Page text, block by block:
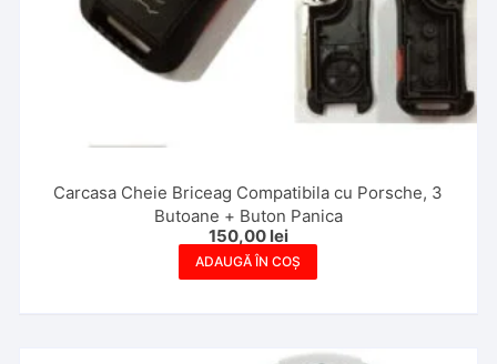
Carcasa Cheie Briceag Compatibila cu Porsche, 3
Butoane + Buton Panica
150,00 lei
ADAUGĂ ÎN COȘ